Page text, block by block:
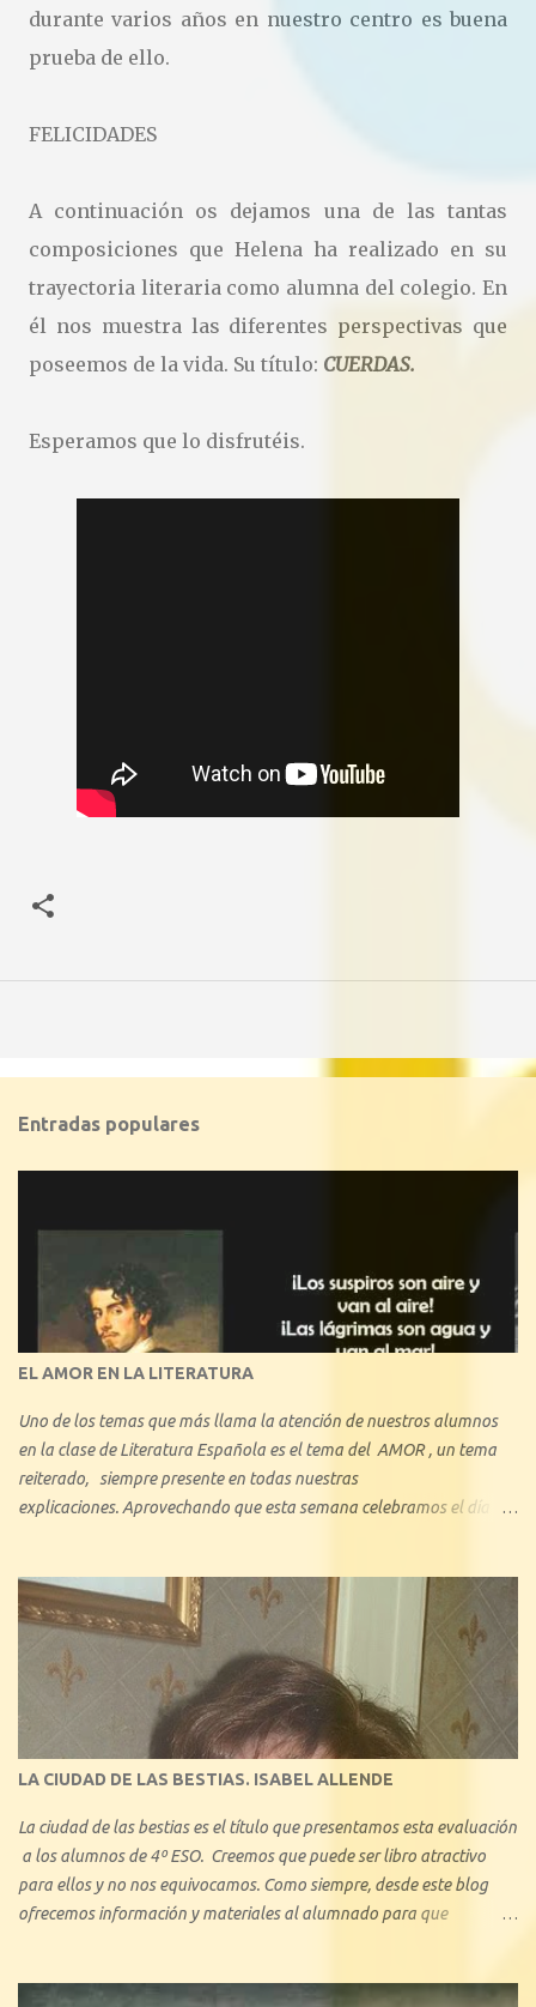
durante varios años en nuestro centro es buena
prueba de ello.
FELICIDADES
A continuación os dejamos una de las tantas
composiciones que Helena ha realizado en su
trayectoria literaria como alumna del colegio. En
él nos muestra las diferentes perspectivas que
poseemos de la vida. Su título: CUERDAS.
Esperamos que lo disfrutéis.
Entradas populares
EL AMOR EN LA LITERATURA
Uno de los temas que más llama la atención de nuestros alumnos
en la clase de Literatura Española es el tema del AMOR , un tema
reiterado, siempre presente en todas nuestras
explicaciones. Aprovechando que esta semana celebramos el día de
de la historia de la Literatura. Con 1º de Bachillerato y 3º ESO hemos
tratado minuciosamente el amor cortés medieval, y también, en
consecuencia, hemos visto el amor idealizado de los libros de
caballerías y novelas sentimentales, algo que les ha llamado mucho
la atención, ya que en pequeños aspectos, no se aleja demasiado del
amor actual. En este blog describiremos brevemente algunos de los
LA CIUDAD DE LAS BESTIAS. ISABEL ALLENDE
La ciudad de las bestias es el título que presentamos esta evaluación
a los alumnos de 4º ESO. Creemos que puede ser libro atractivo
para ellos y no nos equivocamos. Como siempre, desde este blog
ofrecemos información y materiales al alumnado para que
espíritus , y Retrato en sepia - de la chilena Isabel Allende. Con La